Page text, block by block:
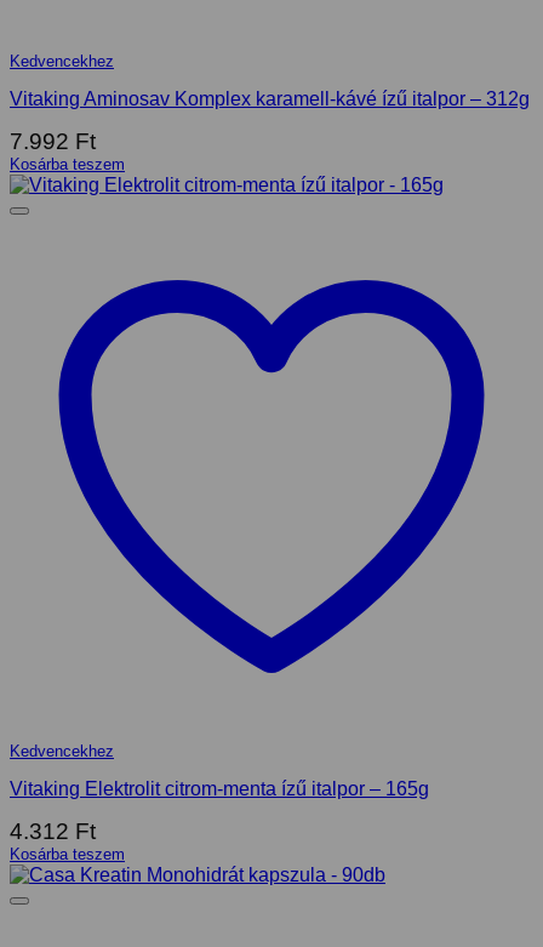
Kedvencekhez
Vitaking Aminosav Komplex karamell-kávé ízű italpor – 312g
7.992 Ft
Kosárba teszem
Kedvencekhez
Vitaking Elektrolit citrom-menta ízű italpor – 165g
4.312 Ft
Kosárba teszem